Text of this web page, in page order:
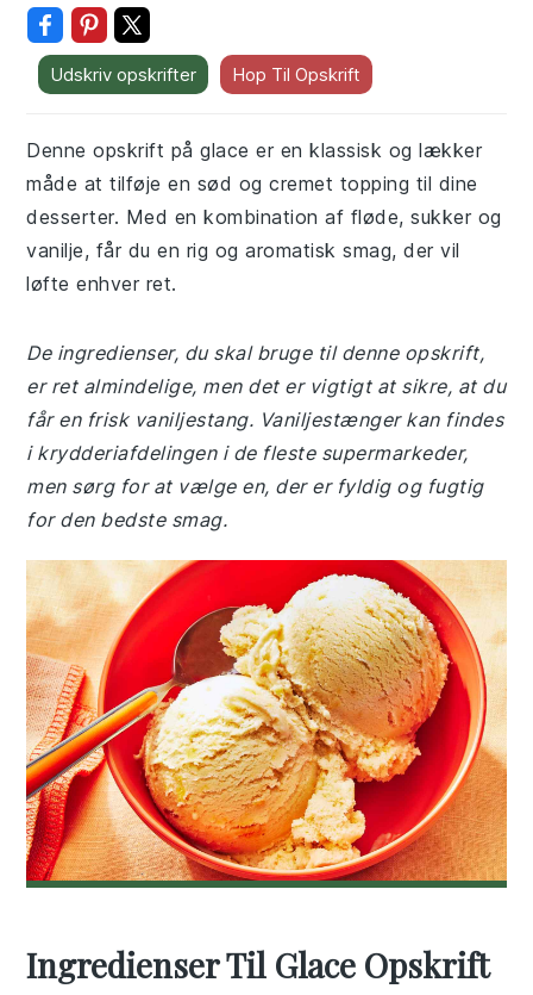
Udskriv opskrifter Hop Til Opskrift
Denne opskrift på glace er en klassisk og lækker
måde at tilføje en sød og cremet topping til dine
desserter. Med en kombination af fløde, sukker og
vanilje, får du en rig og aromatisk smag, der vil
løfte enhver ret.
De ingredienser, du skal bruge til denne opskrift,
er ret almindelige, men det er vigtigt at sikre, at du
får en frisk vaniljestang. Vaniljestænger kan findes
i krydderiafdelingen i de fleste supermarkeder,
men sørg for at vælge en, der er fyldig og fugtig
for den bedste smag.
Ingredienser Til Glace Opskrift